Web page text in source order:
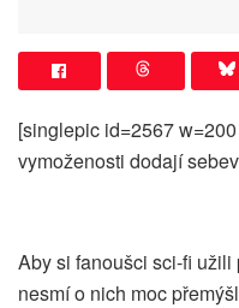
[singlepic id=2567
vymoženosti dodají
Aby si fanoušci sci-fi
nesmí o nich moc